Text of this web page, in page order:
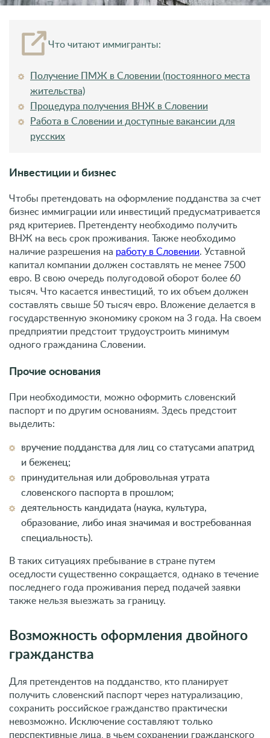
Что читают иммигранты:
Получение ПМЖ в Словении (постоянного места
жительства)
Процедура получения ВНЖ в Словении
Работа в Словении и доступные вакансии для
русских
Инвестиции и бизнес
Чтобы претендовать на оформление подданства за счет
бизнес иммиграции или инвестиций предусматривается
ряд критериев. Претенденту необходимо получить
ВНЖ на весь срок проживания. Также необходимо
наличие разрешения на работу в Словении. Уставной
капитал компании должен составлять не менее 7500
евро. В свою очередь полугодовой оборот более 60
тысяч. Что касается инвестиций, то их объем должен
составлять свыше 50 тысяч евро. Вложение делается в
государственную экономику сроком на 3 года. На своем
предприятии предстоит трудоустроить минимум
одного гражданина Словении.
Прочие основания
При необходимости, можно оформить словенский
паспорт и по другим основаниям. Здесь предстоит
выделить:
вручение подданства для лиц со статусами апатрид
и беженец;
принудительная или добровольная утрата
словенского паспорта в прошлом;
деятельность кандидата (наука, культура,
образование, либо иная значимая и востребованная
специальность).
В таких ситуациях пребывание в стране путем
оседлости существенно сокращается, однако в течение
последнего года проживания перед подачей заявки
также нельзя выезжать за границу.
Возможность оформления двойного
гражданства
Для претендентов на подданство, кто планирует
получить словенский паспорт через натурализацию,
сохранить российское гражданство практически
невозможно. Исключение составляют только
перспективные лица, в чьем сохранении гражданского